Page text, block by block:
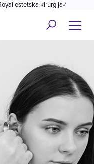
estetska kirurgija✓